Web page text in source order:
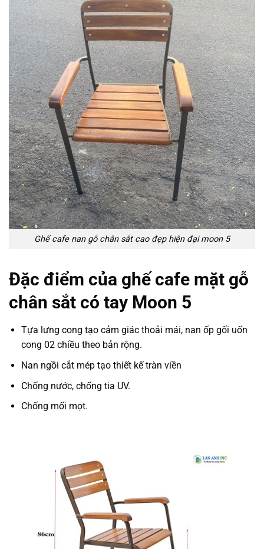
Ghế cafe nan gỗ chân sắt cao đẹp hiện đại moon 5
Đặc điểm của ghế cafe mặt gỗ
chân sắt có tay Moon 5
Tựa lưng cong tạo cảm giác thoải mái, nan ốp gối uốn
cong 02 chiều theo bản rộng.
Nan ngồi cắt mép tạo thiết kế tràn viền
Chống nước, chống tia UV.
Chống mối mọt.